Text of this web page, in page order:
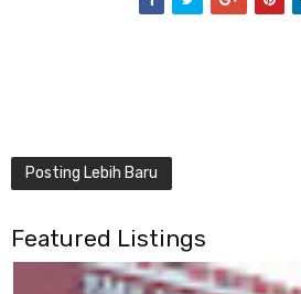
Posting Lebih Baru
Featured Listings